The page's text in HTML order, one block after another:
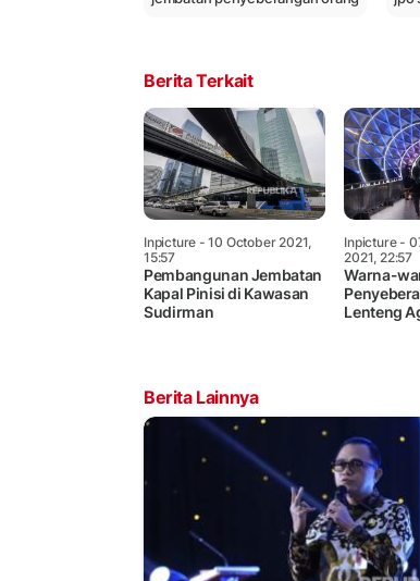
Berita Terkait
Inpicture - 10 October 2021,
15:57
Pembangunan Jembatan
Kapal Pinisi di Kawasan
Sudirman
Inpicture-
2021, 22:57
Warna-
Lenteng
Berita Lainnya